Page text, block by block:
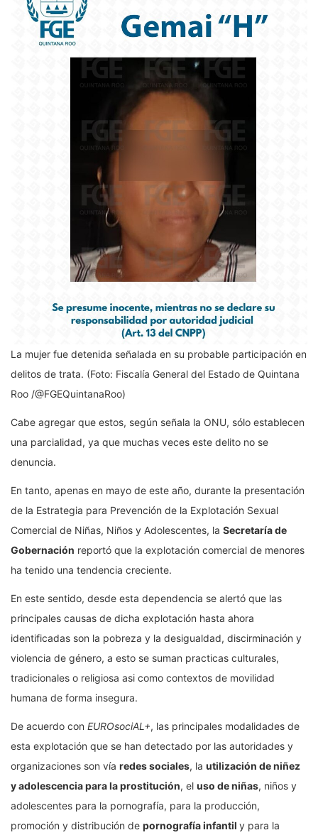
La mujer fue detenida señalada en su probable participación en
delitos de trata. (Foto: Fiscalía General del Estado de Quintana
Roo /@FGEQuintanaRoo)
Cabe agregar que estos, según señala la ONU, sólo establecen
una parcialidad, ya que muchas veces este delito no se
denuncia.
En tanto, apenas en mayo de este año, durante la presentación
de la Estrategia para Prevención de la Explotación Sexual
Comercial de Niñas, Niños y Adolescentes, la Secretaría de
Gobernación reportó que la explotación comercial de menores
ha tenido una tendencia creciente.
En este sentido, desde esta dependencia se alertó que las
principales causas de dicha explotación hasta ahora
identificadas son la pobreza y la desigualdad, discirminación y
violencia de género, a esto se suman practicas culturales,
tradicionales o religiosa asi como contextos de movilidad
humana de forma insegura.
De acuerdo con EUROsociAL+, las principales modalidades de
esta explotación que se han detectado por las autoridades y
organizaciones son vía redes sociales, la utilización de niñez
y adolescencia para la prostitución, el uso de niñas, niños y
adolescentes para la pornografía, para la producción,
promoción y distribución de pornografía infantil y para la